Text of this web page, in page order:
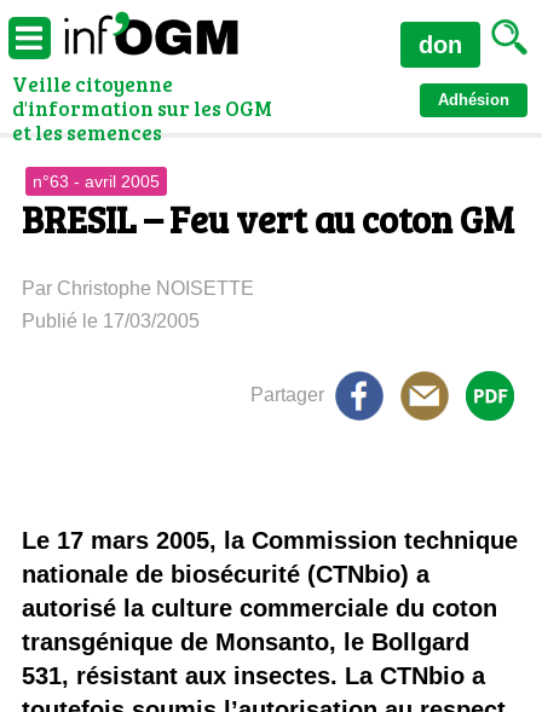
Veille citoyenne
d'information sur les OGM
et les semences
Adhésion
don
n°63 - avril 2005
BRESIL – Feu vert au coton GM
Par Christophe NOISETTE
Publié le 17/03/2005
Partager
Le 17 mars 2005, la Commission technique
nationale de biosécurité (CTNbio) a
autorisé la culture commerciale du coton
transgénique de Monsanto, le Bollgard
531, résistant aux insectes. La CTNbio a